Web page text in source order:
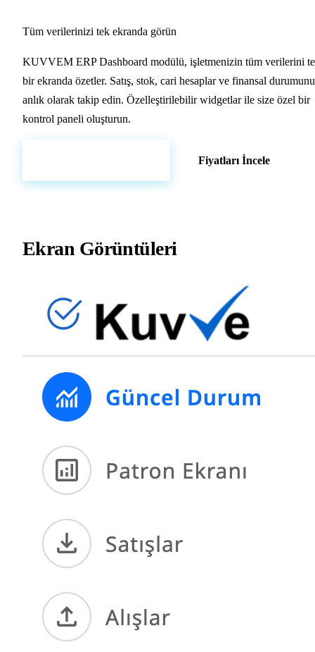
Tüm verilerinizi tek ekranda görün
KUVVEM ERP Dashboard modülü, işletmenizin tüm verilerini
bir ekranda özetler. Satış, stok, cari hesaplar ve finansal
anlık olarak takip edin. Özelleştirilebilir widgetlar ile size özel bir
kontrol paneli oluşturun.
Fiyatları İncele
Ekran Görüntüleri